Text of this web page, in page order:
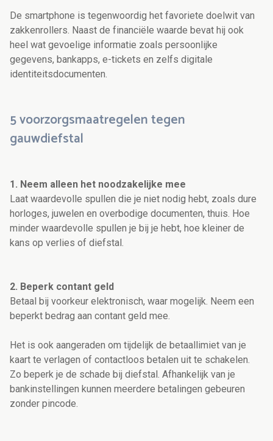
De smartphone is tegenwoordig het favoriete doelwit van
zakkenrollers. Naast de financiële waarde bevat hij ook
heel wat gevoelige informatie zoals persoonlijke
gegevens, bankapps, e-tickets en zelfs digitale
identiteitsdocumenten.
5 voorzorgsmaatregelen tegen
gauwdiefstal
1. Neem alleen het noodzakelijke mee
Laat waardevolle spullen die je niet nodig hebt, zoals dure
horloges, juwelen en overbodige documenten, thuis. Hoe
minder waardevolle spullen je bij je hebt, hoe kleiner de
kans op verlies of diefstal.
2. Beperk contant geld
Betaal bij voorkeur elektronisch, waar mogelijk. Neem een
beperkt bedrag aan contant geld mee.
Het is ook aangeraden om tijdelijk de betaallimiet van je
kaart te verlagen of contactloos betalen uit te schakelen.
Zo beperk je de schade bij diefstal. Afhankelijk van je
bankinstellingen kunnen meerdere betalingen gebeuren
zonder pincode.